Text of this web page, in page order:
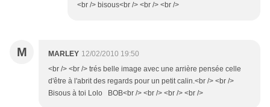
<br /> bisous<br /> <br /> <br />
M MARLEY 12/02/2010 19:50
<br /> <br /> trés belle image avec une arrière pensée celle
d'être à l'abrit des regards pour un petit calin.<br /> <br />
Bisous à toi Lolo BOB<br /> <br /> <br /> <br />